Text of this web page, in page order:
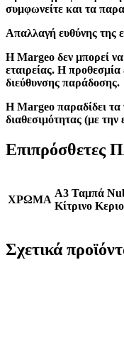
συμφωνείτε και τα
Απαλλαγή ευθύνης της
ΗMargeo δεν μπορεί
εταιρείας. Η
διεύθυνσης παράδοσης.
ΗMargeo παραδίδει
διαθεσιμότητας (με
Επιπρόσθετες
ΧΡΩΜΑ
A3 Ταμπά
Κίτρινο
Σχετικά